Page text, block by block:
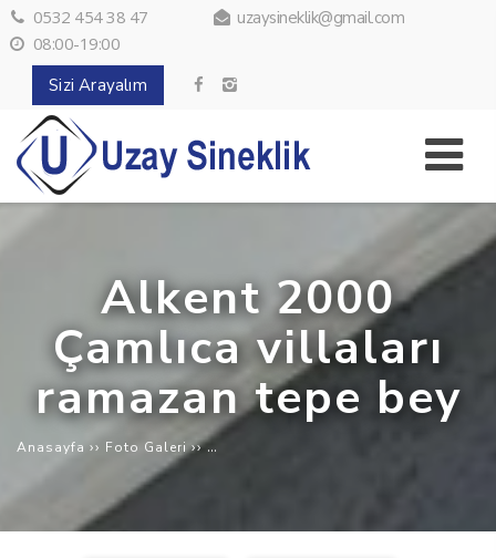
0532 454 38 47
uzaysineklik@gmail.com
08:00-19:00
Sizi Arayalım
Alkent 2000
Çamlıca villaları
ramazan tepe bey
Anasayfa ›› Foto Galeri ››Alkent 2000 Çamlıca villaları ramazan